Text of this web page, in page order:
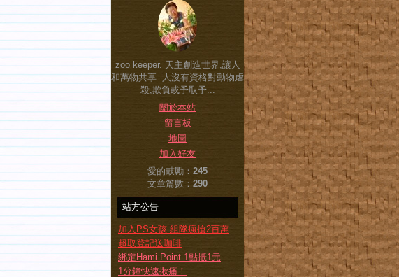
zoo keeper. 天主創造世界,讓人
和萬物共享. 人沒有資格對動物虐
殺,欺負或予取予...
關於本站
留言板
地圖
加入好友
愛的鼓勵： 245
文章篇數： 290
站方公告
加入PS女孩 組隊瘋搶2百萬
超取登記送咖啡
綁定Hami Point 1點抵1元
1分鐘快速揪痛！